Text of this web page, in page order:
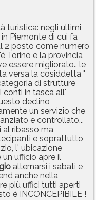
turistica: negli ultimi
Piemonte di cui fa
2 posto come numero
Torino e la provincia
essere migliorato.. le
versa la cosiddetta "
di strutture
conti in tasca all'
declino
un servizio che
e controllato...
ribasso ma
e soprattutto
l' ubicazione
un ufficio apre il
alternarsi i sabati e
anche nella
più uffici tutti aperti
è INCONCEPIBILE !